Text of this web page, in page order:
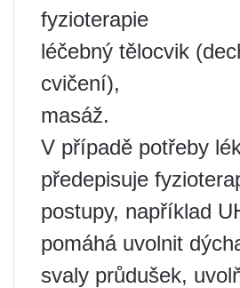
fyzioterapie
léčebný tělocvik
cvičení),
masáž.
V případě potřeby
předepisuje
postupy, například
pomáhá uvolnit
svaly průdušek,